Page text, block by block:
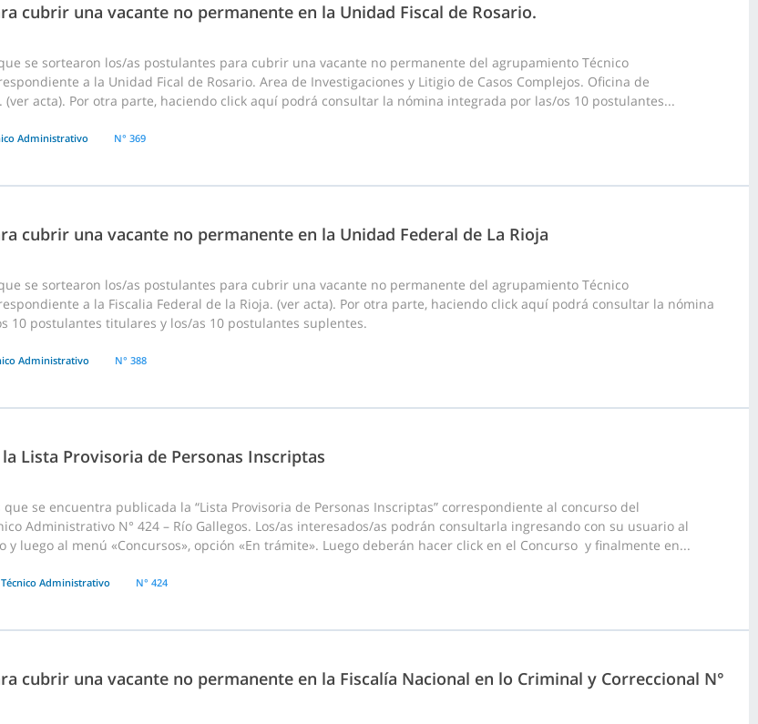
cubrir una vacante no permanente en la Unidad Fiscal de Rosario.
se sortearon los/as postulantes para cubrir una vacante no permanente del agrupamiento Técnico
a la Unidad Fical de Rosario. Area de Investigaciones y Litigio de Casos Complejos. Oficina de
acta). Por otra parte, haciendo click aquí podrá consultar la nómina integrada por las/os 10 postulantes...
Administrativo N° 369
cubrir una vacante no permanente en la Unidad Federal de La Rioja
se sortearon los/as postulantes para cubrir una vacante no permanente del agrupamiento Técnico
a la Fiscalia Federal de la Rioja. (ver acta). Por otra parte, haciendo click aquí podrá consultar la nómina
10 postulantes titulares y los/as 10 postulantes suplentes.
Administrativo N° 388
Lista Provisoria de Personas Inscriptas
que se encuentra publicada la “Lista Provisoria de Personas Inscriptas” correspondiente al concurso del
Administrativo N° 424 – Río Gallegos. Los/as interesados/as podrán consultarla ingresando con su usuario al
y luego al menú «Concursos», opción «En trámite». Luego deberán hacer click en el Concurso y finalmente en...
Técnico Administrativo N° 424
cubrir una vacante no permanente en la Fiscalía Nacional en lo Criminal y Correccional N°